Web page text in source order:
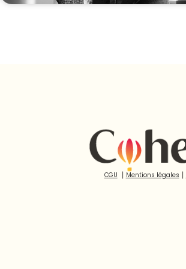
CGU ⎮ Mentions légales ⎮